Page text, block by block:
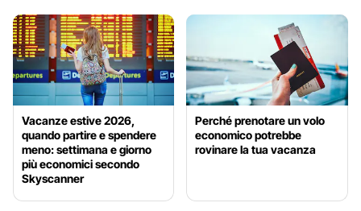
Vacanze estive 2026,
quando partire e spendere
meno: settimana e giorno
più economici secondo
Skyscanner
Perché prenotare un volo
economico potrebbe
rovinare la tua vacanza